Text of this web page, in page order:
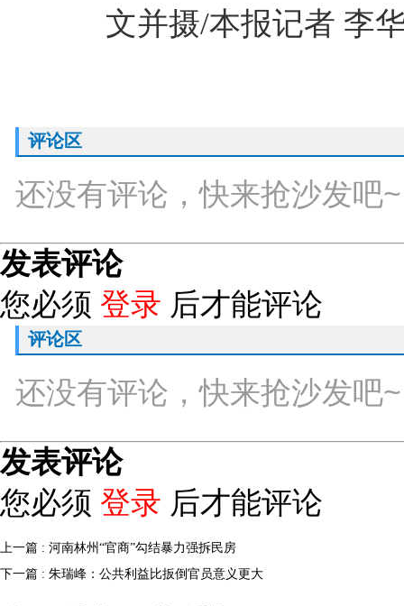
文并摄/本报记者 李
评论区
还没有评论，快来抢沙发吧~
发表评论
您必须 登录 后才能评论
评论区
还没有评论，快来抢沙发吧~
发表评论
您必须 登录 后才能评论
上一篇 : 河南林州“官商”勾结暴力强拆民房
下一篇 : 朱瑞峰：公共利益比扳倒官员意义更大